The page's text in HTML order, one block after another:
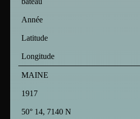
Année
Latitude
Longitude
MAINE
1917
50° 14, 7140 N